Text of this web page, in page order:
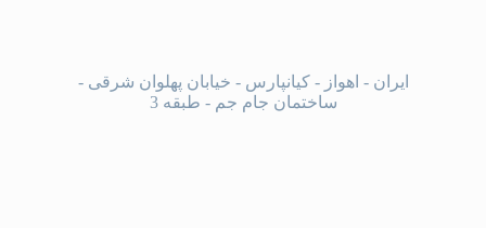
ایران - اهواز - کیانپارس - خیابان پهلوان شرقی -
ساختمان جام جم - طبقه 3